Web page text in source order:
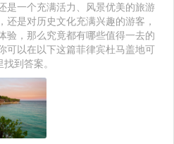
是一个充满活力、风景优美的旅游
还是对历史文化充满兴趣的游客，
验，那么究竟都有哪些值得一去的
可以在以下这篇菲律宾杜马盖地可
到答案。